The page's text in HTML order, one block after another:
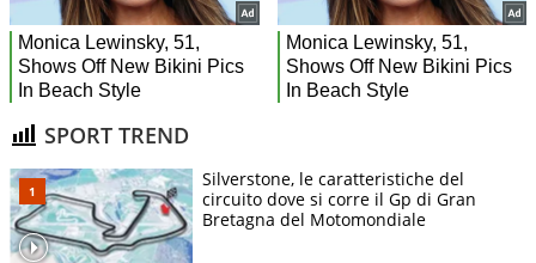
SPORT TREND
Silverstone, le caratteristiche del
circuito dove si corre il Gp di Gran
Bretagna del Motomondiale